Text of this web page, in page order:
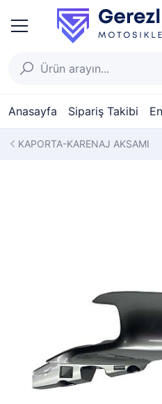
Anasayfa Sipariş Takibi
KAPORTA-KARENAJ AKSAMI